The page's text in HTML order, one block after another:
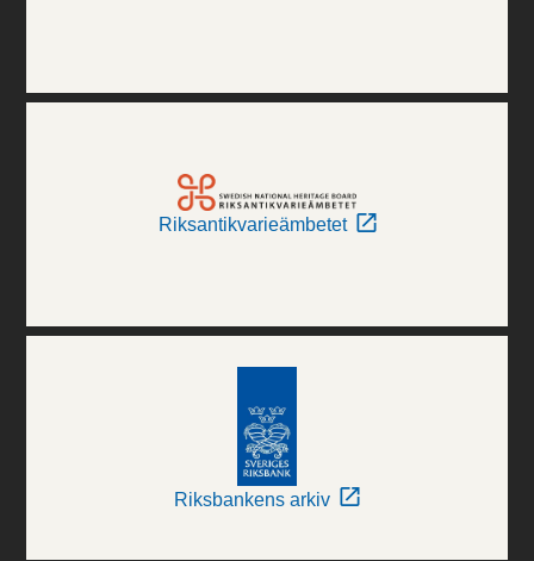
Riksantikvarieämbetet
Riksbankens arkiv